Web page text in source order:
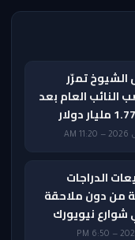
تمرّر
النائب العام بعد
الدراجات
من دون ملاحقة
شوارع نيويورك